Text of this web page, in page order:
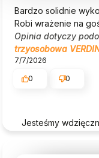
Jesteśmy
Bardzo solidnie
Robi wrażenie na
Opinia dotyczy
trzyosobowa
7/7/2026
0
0